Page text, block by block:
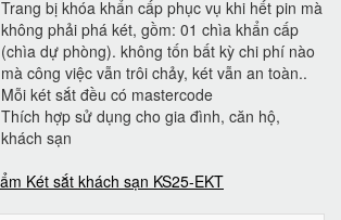
Trang bị khóa khẩn cấp phục vụ khi hết pin mà
không phải phá két, gồm: 01 chìa khẩn cấp
(chìa dự phòng). không tốn bất kỳ chi phí nào
mà công việc vẫn trôi chảy, két vẫn an toàn..
Mỗi két sắt đều có mastercode
Thích hợp sử dụng cho gia đình, căn hộ,
khách sạn